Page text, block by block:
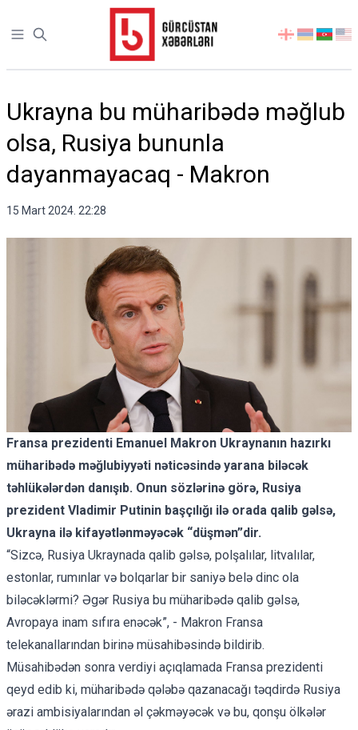
Open sidebar
აირჩიეთ
Ukrayna bu müharibədə məğlub
olsa, Rusiya bununla
dayanmayacaq - Makron
15 Mart 2024. 22:28
Fransa prezidenti Emanuel Makron Ukraynanın hazırkı
müharibədə məğlubiyyəti nəticəsində yarana biləcək
təhlükələrdən danışıb. Onun sözlərinə görə, Rusiya
prezident Vladimir Putinin başçılığı ilə orada qalib gəlsə,
Ukrayna ilə kifayətlənməyəcək “düşmən”dir.
“Sizcə, Rusiya Ukraynada qalib gəlsə, polşalılar, litvalılar,
estonlar, rumınlar və bolqarlar bir saniyə belə dinc ola
biləcəklərmi? Əgər Rusiya bu müharibədə qalib gəlsə,
Avropaya inam sıfıra enəcək”, - Makron Fransa
telekanallarından birinə müsahibəsində bildirib.
Müsahibədən sonra verdiyi açıqlamada Fransa prezidenti
qeyd edib ki, müharibədə qələbə qazanacağı təqdirdə Rusiya
ərazi ambisiyalarından əl çəkməyəcək və bu, qonşu ölkələr